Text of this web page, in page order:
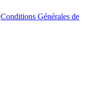
Conditions Générales de